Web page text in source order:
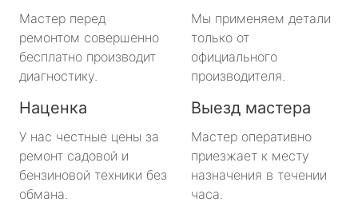
Мастер перед
ремонтом совершенно
бесплатно производит
диагностику.
Мы применяем детали
только от
официального
производителя.
Наценка
У нас честные цены за
ремонт садовой и
бензиновой техники без
обмана.
Выезд мастера
Мастер оперативно
приезжает к месту
назначения в течении
часа.